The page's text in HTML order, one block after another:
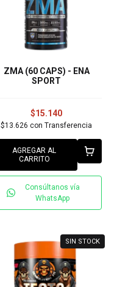
ZMA (60 CAPS) - ENA
SPORT
$15.140
$13.626con Transferencia
AGREGAR AL
CARRITO
Consúltanos vía
WhatsApp
SIN STOCK